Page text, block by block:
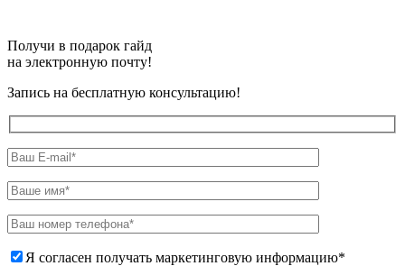
Получи в подарок гайд
на электронную почту!
Запись на бесплатную консультацию!
Я согласен получать маркетинговую информацию*